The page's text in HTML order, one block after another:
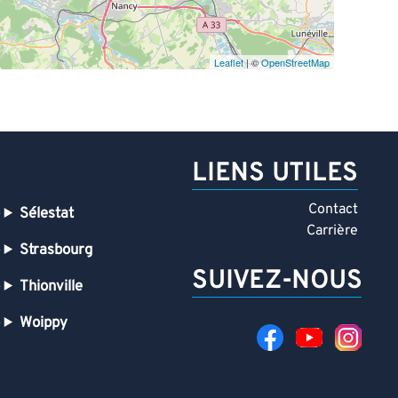
Leaflet| ©OpenStreetMap
Sélestat
Strasbourg
Thionville
Woippy
LIENS UTILES
Contact
Carrière
SUIVEZ-NOUS